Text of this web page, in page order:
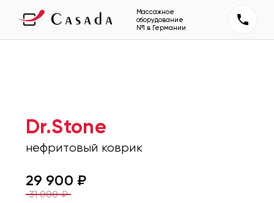
Массажное
оборудование
№1 в Германии
Dr.Stone
нефритовый коврик
29 900 ₽
31 000₽